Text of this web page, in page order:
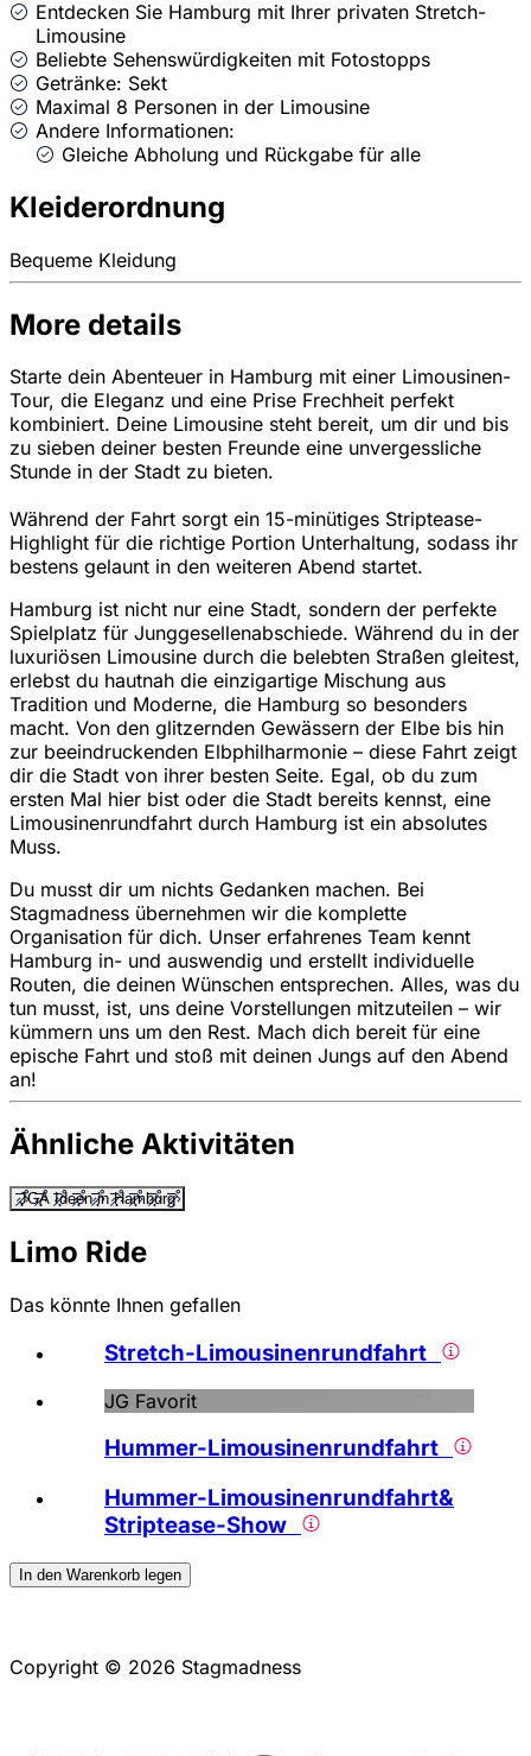
Entdecken Sie Hamburg mit Ihrer privaten Stretch-
Limousine
Beliebte Sehenswürdigkeiten mit Fotostopps
Getränke: Sekt
Maximal 8 Personen in der Limousine
Andere Informationen:
Gleiche Abholung und Rückgabe für alle
Kleiderordnung
Bequeme Kleidung
More details
Starte dein Abenteuer in Hamburg mit einer Limousinen-
Tour, die Eleganz und eine Prise Frechheit perfekt
kombiniert. Deine Limousine steht bereit, um dir und bis
zu sieben deiner besten Freunde eine unvergessliche
Stunde in der Stadt zu bieten.
Während der Fahrt sorgt ein 15-minütiges Striptease-
Highlight für die richtige Portion Unterhaltung, sodass ihr
bestens gelaunt in den weiteren Abend startet.
Hamburg ist nicht nur eine Stadt, sondern der perfekte
Spielplatz für Junggesellenabschiede. Während du in der
luxuriösen Limousine durch die belebten Straßen gleitest,
erlebst du hautnah die einzigartige Mischung aus
Tradition und Moderne, die Hamburg so besonders
macht. Von den glitzernden Gewässern der Elbe bis hin
zur beeindruckenden Elbphilharmonie – diese Fahrt zeigt
dir die Stadt von ihrer besten Seite. Egal, ob du zum
ersten Mal hier bist oder die Stadt bereits kennst, eine
Limousinenrundfahrt durch Hamburg ist ein absolutes
Muss.
Du musst dir um nichts Gedanken machen. Bei
Stagmadness übernehmen wir die komplette
Organisation für dich. Unser erfahrenes Team kennt
Hamburg in- und auswendig und erstellt individuelle
Routen, die deinen Wünschen entsprechen. Alles, was du
tun musst, ist, uns deine Vorstellungen mitzuteilen – wir
kümmern uns um den Rest. Mach dich bereit für eine
epische Fahrt und stoß mit deinen Jungs auf den Abend
an!
Ähnliche Aktivitäten
JGA Ideen in Hamburg
Limo Ride
Das könnte Ihnen gefallen
Stretch-Limousinenrundfahrt
JG Favorit
Hummer-Limousinenrundfahrt
Hummer-Limousinenrundfahrt&
Striptease-Show
In den Warenkorb legen
Copyright © 2026 Stagmadness